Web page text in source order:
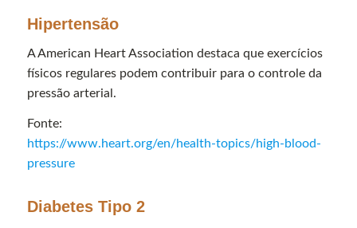
Hipertensão
A American Heart Association destaca que exercícios
físicos regulares podem contribuir para o controle da
pressão arterial.
Fonte:
https://www.heart.org/en/health-topics/high-blood-
pressure
Diabetes Tipo 2